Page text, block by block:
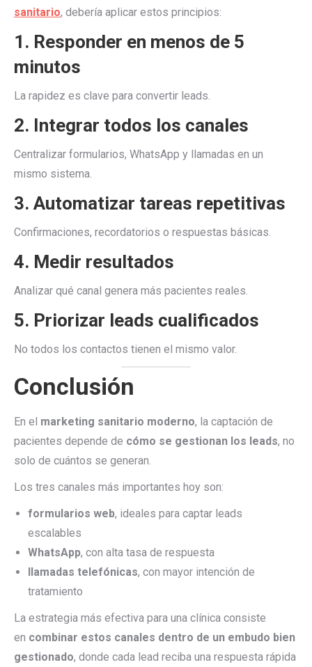
sanitario, debería aplicar estos principios:
1. Responder en menos de 5
minutos
La rapidez es clave para convertir leads.
2. Integrar todos los canales
Centralizar formularios, WhatsApp y llamadas en un
mismo sistema.
3. Automatizar tareas repetitivas
Confirmaciones, recordatorios o respuestas básicas.
4. Medir resultados
Analizar qué canal genera más pacientes reales.
5. Priorizar leads cualificados
No todos los contactos tienen el mismo valor.
Conclusión
En el marketing sanitario moderno, la captación de
pacientes depende de cómo se gestionan los leads, no
solo de cuántos se generan.
Los tres canales más importantes hoy son:
formularios web, ideales para captar leads
escalables
WhatsApp, con alta tasa de respuesta
llamadas telefónicas, con mayor intención de
tratamiento
La estrategia más efectiva para una clínica consiste
en combinar estos canales dentro de un embudo bien
gestionado, donde cada lead reciba una respuesta rápida